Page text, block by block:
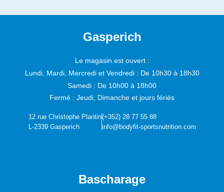
Gasperich
Le magasin est ouvert :
Lundi, Mardi, Mercredi et Vendredi : De 10h30 à 18h30
Samedi : De 10h00 à 18h00
Fermé : Jeudi, Dimanche et jours fériés
12 rue Christophe Plantin
L-2339 Gasperich
(+352) 28 77 55 88
info@bodyfit-sportsnutrition.com
Bascharage